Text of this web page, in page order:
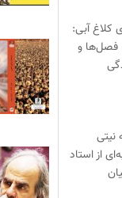
کلاغ آبی:
فصل‌ها و
نیتی
از استاد